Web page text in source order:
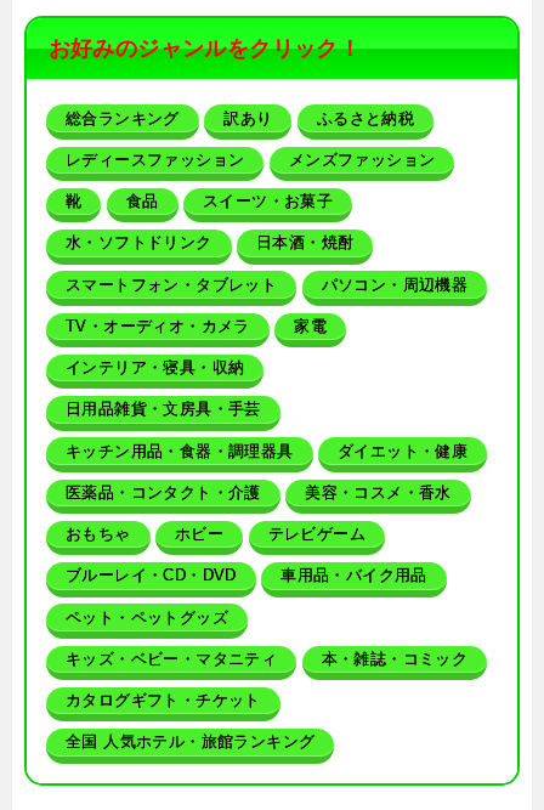
お好みのジャンルをクリック！
総合ランキング 訳あり ふるさと納税
レディースファッション メンズファッション
靴 食品 スイーツ・お菓子
水・ソフトドリンク 日本酒・焼酎
スマートフォン・タブレット パソコン・周辺機器
TV・オーディオ・カメラ 家電
インテリア・寝具・収納
日用品雑貨・文房具・手芸
キッチン用品・食器・調理器具 ダイエット・健康
医薬品・コンタクト・介護 美容・コスメ・香水
おもちゃ ホビー テレビゲーム
ブルーレイ・CD・DVD 車用品・バイク用品
ペット・ペットグッズ
キッズ・ベビー・マタニティ 本・雑誌・コミック
カタログギフト・チケット
全国 人気ホテル・旅館ランキング